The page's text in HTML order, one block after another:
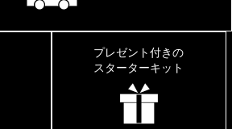
プレゼント付きの
スターターキット